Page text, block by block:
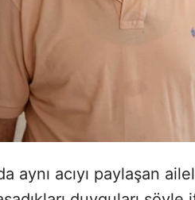
aynı acıyı paylaşan